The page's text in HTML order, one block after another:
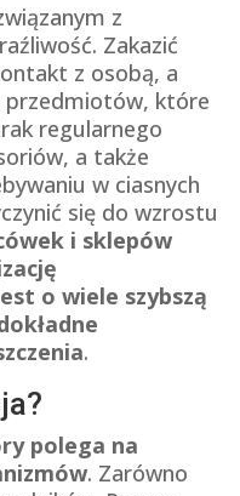
z
Zakazić
z osobą, a
przedmiotów, które
regularnego
a także
w ciasnych
się do wzrostu
i sklepów
o wiele szybszą
.
polega na
. Zarówno